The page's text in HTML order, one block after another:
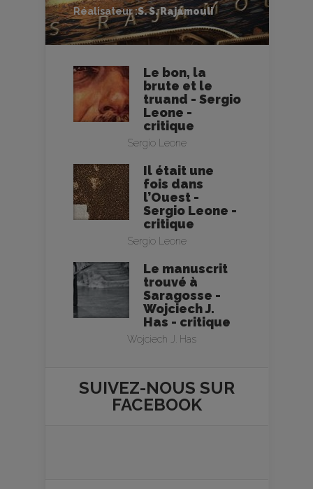
Réalisateur :S. S. Rajamouli
Le bon, la
brute et le
truand - Sergio
Leone -
critique
Sergio Leone
Il était une
fois dans
l’Ouest -
Sergio Leone -
critique
Sergio Leone
Le manuscrit
trouvé à
Saragosse -
Wojciech J.
Has - critique
Wojciech J. Has
SUIVEZ-NOUS SUR
FACEBOOK